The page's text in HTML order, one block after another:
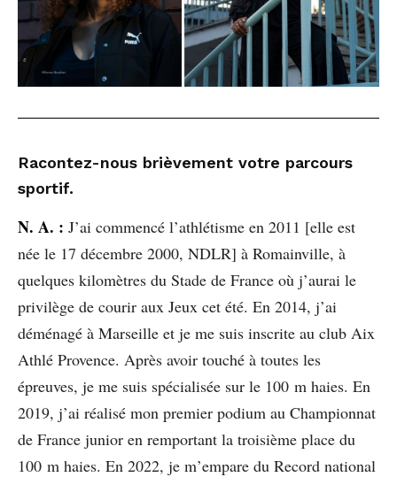
Racontez-nous brièvement votre parcours
sportif.
N. A. : J’ai commencé l’athlétisme en 2011 [elle est
née le 17 décembre 2000, NDLR] à Romainville, à
quelques kilomètres du Stade de France où j’aurai le
privilège de courir aux Jeux cet été. En 2014, j’ai
déménagé à Marseille et je me suis inscrite au club Aix
Athlé Provence. Après avoir touché à toutes les
épreuves, je me suis spécialisée sur le 100 m haies. En
2019, j’ai réalisé mon premier podium au Championnat
de France junior en remportant la troisième place du
100 m haies. En 2022, je m’empare du Record national